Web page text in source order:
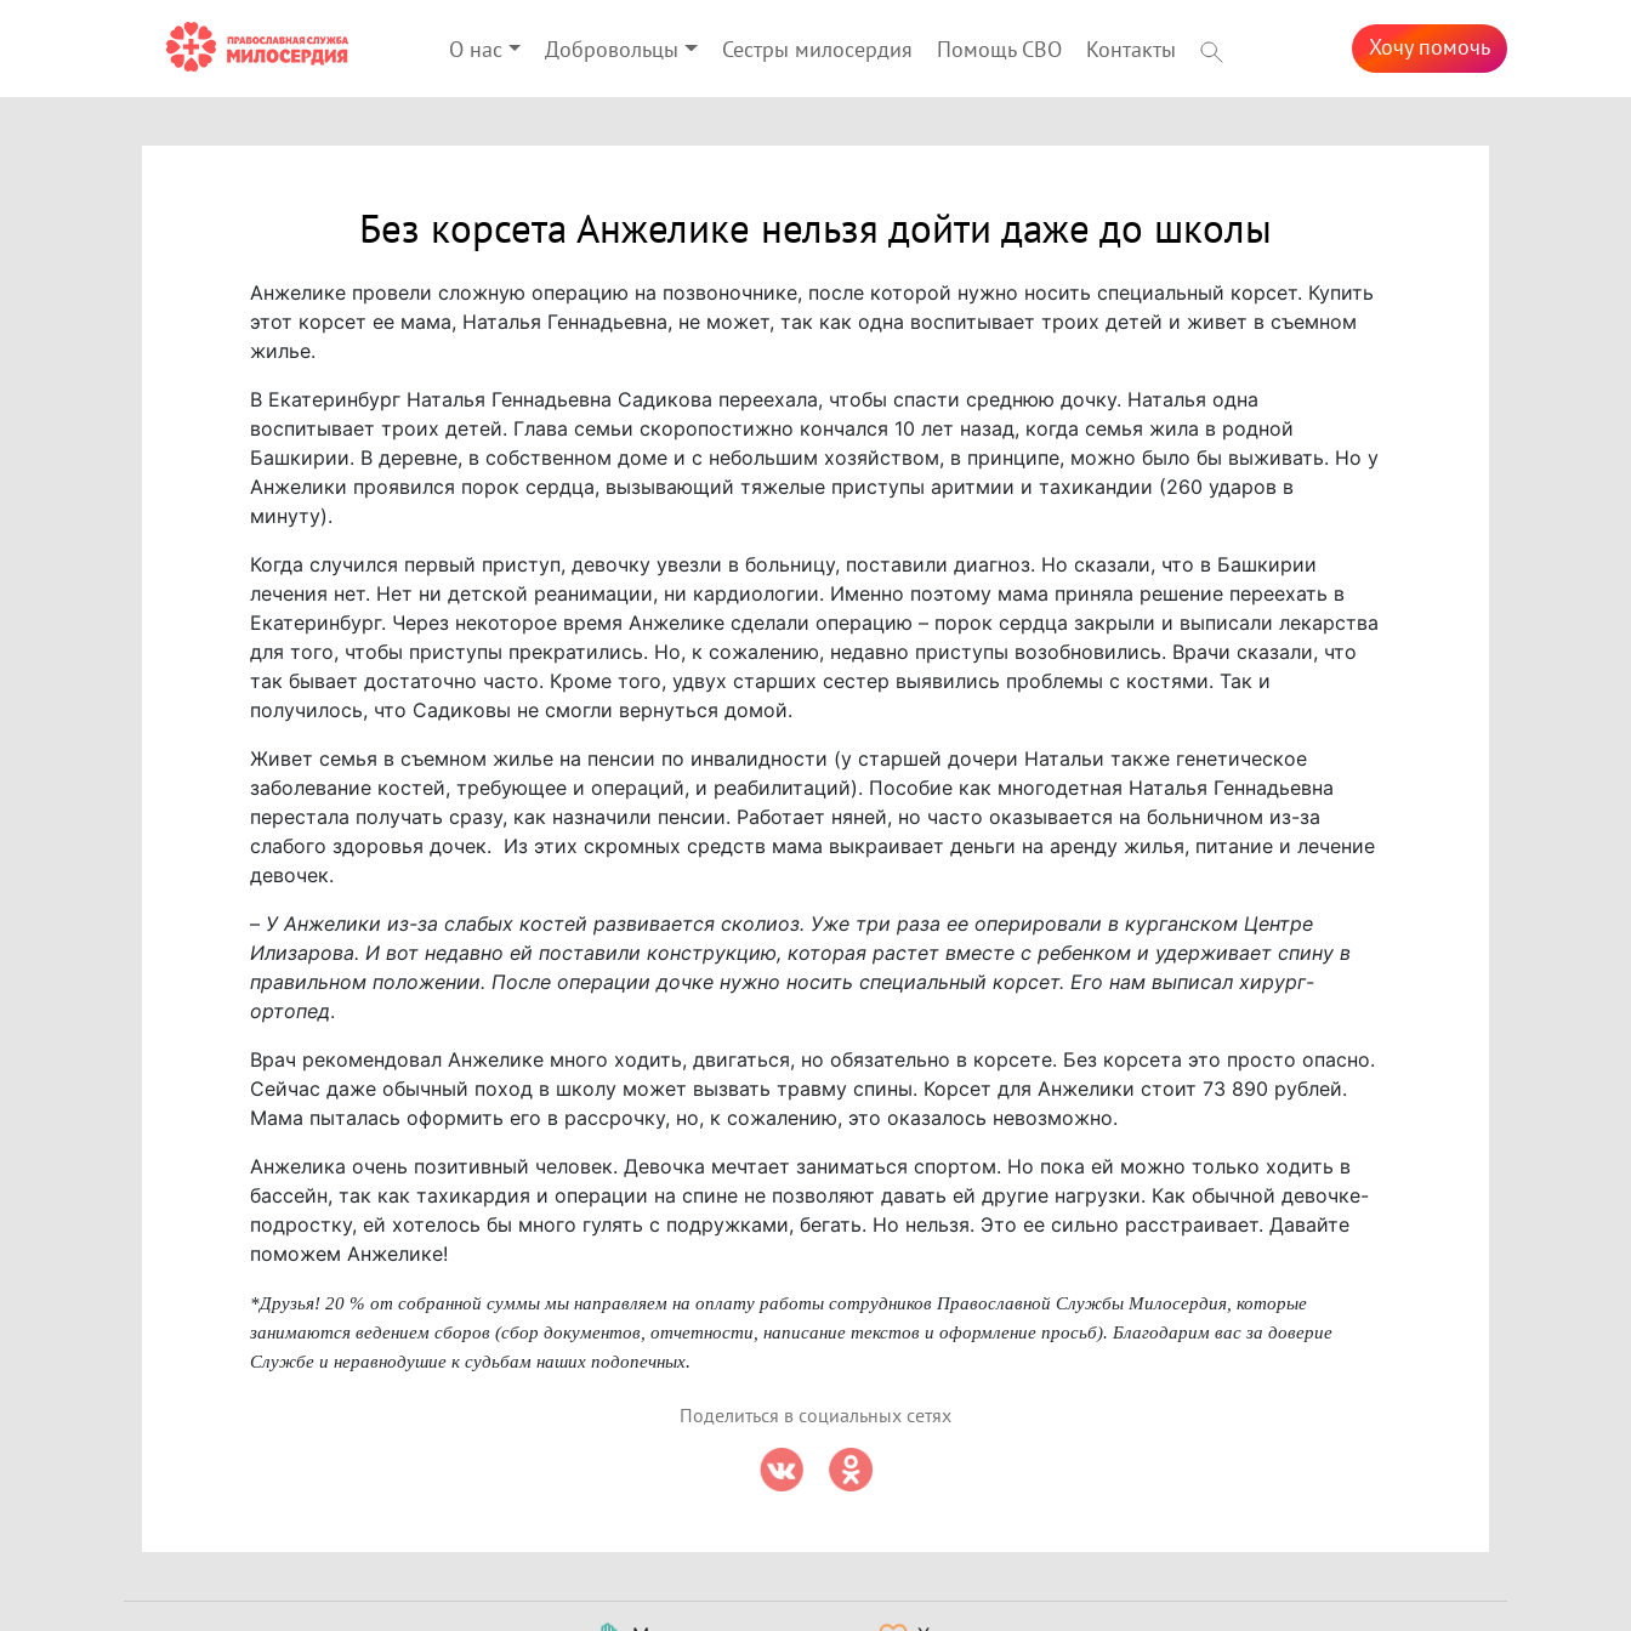
О нас Добровольцы Сестры милосердия Помощь СВО Контакты Хочу помочь
Без корсета Анжелике нельзя дойти даже до школы
Анжелике провели сложную операцию на позвоночнике, после которой нужно носить специальный корсет. Купить
этот корсет ее мама, Наталья Геннадьевна, не может, так как одна воспитывает троих детей и живет в съемном
жилье.
В Екатеринбург Наталья Геннадьевна Садикова переехала, чтобы спасти среднюю дочку. Наталья одна
воспитывает троих детей. Глава семьи скоропостижно кончался 10 лет назад, когда семья жила в родной
Башкирии. В деревне, в собственном доме и с небольшим хозяйством, в принципе, можно было бы выживать. Но у
Анжелики проявился порок сердца, вызывающий тяжелые приступы аритмии и тахикандии (260 ударов в
минуту).
Когда случился первый приступ, девочку увезли в больницу, поставили диагноз. Но сказали, что в Башкирии
лечения нет. Нет ни детской реанимации, ни кардиологии. Именно поэтому мама приняла решение переехать в
Екатеринбург. Через некоторое время Анжелике сделали операцию – порок сердца закрыли и выписали лекарства
для того, чтобы приступы прекратились. Но, к сожалению, недавно приступы возобновились. Врачи сказали, что
так бывает достаточно часто. Кроме того, удвух старших сестер выявились проблемы с костями. Так и
получилось, что Садиковы не смогли вернуться домой.
Живет семья в съемном жилье на пенсии по инвалидности (у старшей дочери Натальи также генетическое
заболевание костей, требующее и операций, и реабилитаций). Пособие как многодетная Наталья Геннадьевна
перестала получать сразу, как назначили пенсии. Работает няней, но часто оказывается на больничном из-за
слабого здоровья дочек. Из этих скромных средств мама выкраивает деньги на аренду жилья, питание и лечение
девочек.
– У Анжелики из-за слабых костей развивается сколиоз. Уже три раза ее оперировали в курганском Центре
Илизарова. И вот недавно ей поставили конструкцию, которая растет вместе с ребенком и удерживает спину в
правильном положении. После операции дочке нужно носить специальный корсет. Его нам выписал хирург-
ортопед.
Врач рекомендовал Анжелике много ходить, двигаться, но обязательно в корсете. Без корсета это просто опасно.
Сейчас даже обычный поход в школу может вызвать травму спины. Корсет для Анжелики стоит 73 890 рублей.
Мама пыталась оформить его в рассрочку, но, к сожалению, это оказалось невозможно.
Анжелика очень позитивный человек. Девочка мечтает заниматься спортом. Но пока ей можно только ходить в
бассейн, так как тахикардия и операции на спине не позволяют давать ей другие нагрузки. Как обычной девочке-
подростку, ей хотелось бы много гулять с подружками, бегать. Но нельзя. Это ее сильно расстраивает. Давайте
поможем Анжелике!
*Друзья! 20 % от собранной суммы мы направляем на оплату работы сотрудников Православной Службы Милосердия, которые
занимаются ведением сборов (сбор документов, отчетности, написание текстов и оформление просьб). Благодарим вас за доверие
Службе и неравнодушие к судьбам наших подопечных.
Поделиться в социальных сетях